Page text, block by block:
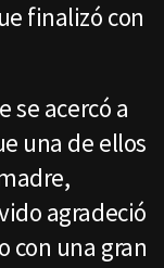
finalizó con
se acercó a
una de ellos
agradeció
con una gran